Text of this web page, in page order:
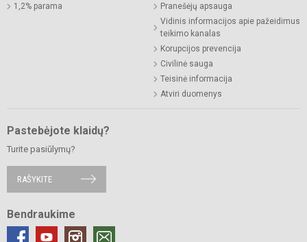
1,2% parama
Pranešėjų apsauga
Vidinis informacijos apie pažeidimus
teikimo kanalas
Korupcijos prevencija
Civilinė sauga
Teisinė informacija
Atviri duomenys
Pastebėjote klaidų?
Turite pasiūlymų?
RAŠYKITE
Bendraukime